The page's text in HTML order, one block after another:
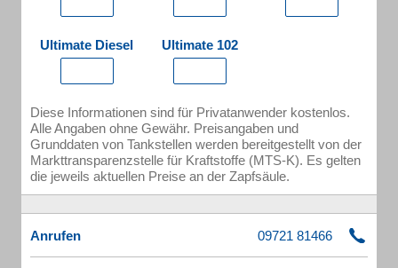
Ultimate Diesel Ultimate 102
Diese Informationen sind für Privatanwender kostenlos.
Alle Angaben ohne Gewähr. Preisangaben und
Grunddaten von Tankstellen werden bereitgestellt von der
Markttransparenzstelle für Kraftstoffe (MTS-K). Es gelten
die jeweils aktuellen Preise an der Zapfsäule.
Anrufen